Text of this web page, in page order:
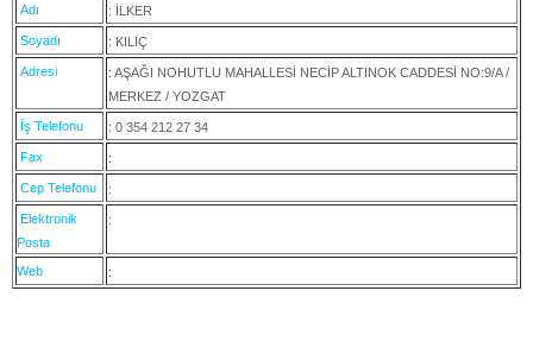
Adı : İLKER
Soyadı : KILIÇ
Adresi
: AŞAĞI NOHUTLU MAHALLESİ NECİP ALTINOK CADDESİ NO:9/A /
MERKEZ / YOZGAT
İş Telefonu : 0 354 212 27 34
Fax :
Cep Telefonu :
Elektronik
Posta
:
Web :